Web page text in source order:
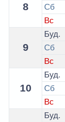
8
Сб
Вс
9
Буд.
Сб
Вс
10
Буд.
Сб
Вс
Буд.